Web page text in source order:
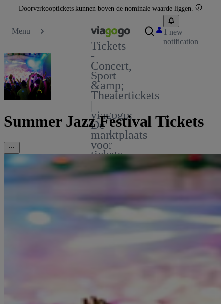
Doorverkooptickets kunnen boven de nominale waarde liggen.
Menu
Tickets
-
Concert,
Sport
&amp;
Theatertickets
|
viagogo:
De
marktplaats
voor
tickets
1 new
notification
Summer Jazz Festival Tickets